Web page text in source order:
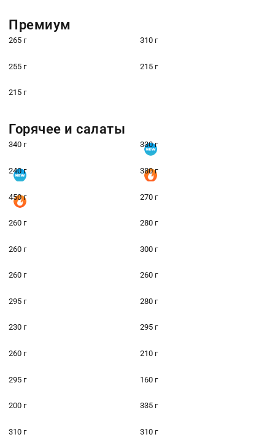
Премиум
265 г 310 г
255 г 215 г
215 г
Горячее и салаты
340 г 330 г
240 г 380 г
450 г 270 г
260 г 280 г
260 г 300 г
260 г 260 г
295 г 280 г
230 г 295 г
260 г 210 г
295 г 160 г
200 г 335 г
310 г 310 г